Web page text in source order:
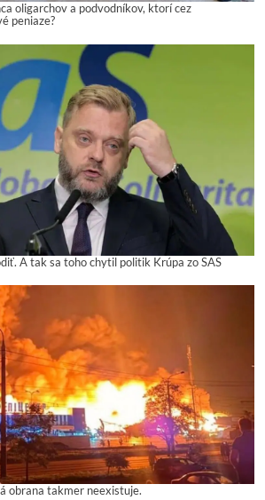
oligarchov a podvodníkov, ktorí cez
peniaze?
A tak sa toho chytil politik Krúpa zo SAS
obrana takmer neexistuje.